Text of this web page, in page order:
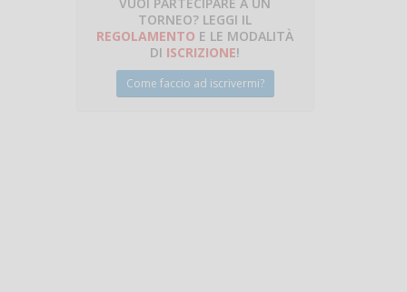
TORNEO? LEGGI IL
REGOLAMENTO E LE MODALITÀ
DI ISCRIZIONE!
Come faccio ad iscrivermi?